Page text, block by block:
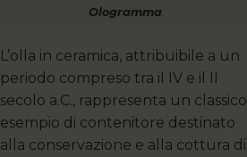
Ologramma
L’olla in ceramica, attribuibile a un
periodo compreso tra il IV e il II
secolo a.C., rappresenta un classico
esempio di contenitore destinato
alla conservazione e alla cottura di